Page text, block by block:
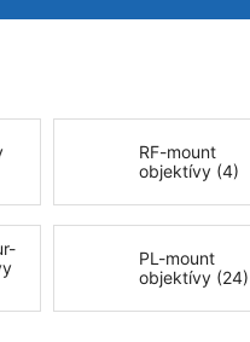
RF-mount
objektívy (4)
PL-mount
objektívy (24)